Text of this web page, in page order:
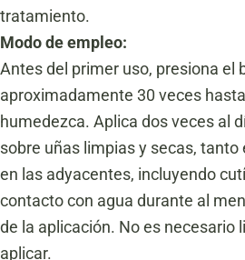
tratamiento.
Modo de empleo:
Antes del primer uso, presiona el
aproximadamente 30 veces
humedezca. Aplica dos veces al
sobre uñas limpias y secas,
en las adyacentes, incluyendo
contacto con agua durante al
de la aplicación. No es necesario
aplicar.